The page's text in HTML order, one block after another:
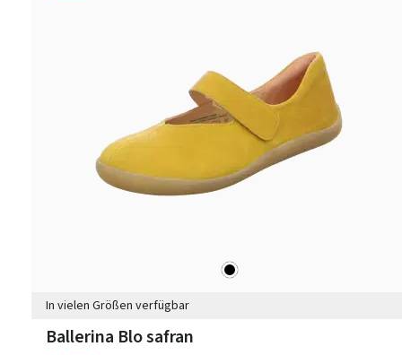
schwarz
In vielen Größen verfügbar
Ballerina Blo safran